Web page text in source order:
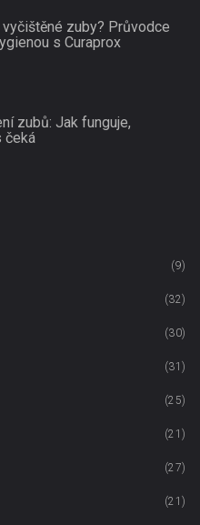
zuby? Průvodce
s Curaprox
zubů: Jak funguje,
čeká
(9)
(32)
(30)
(31)
(25)
(21)
(27)
(21)